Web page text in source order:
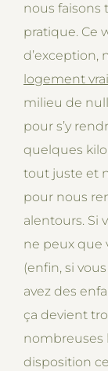
nous faisons
pratique. Ce
d’exception,
logement
milieu de
pour s’y
quelques
tout juste et
pour nous
alentours. Si
ne peux que
(enfin, si
avez des
ça devient
nombreuses
disposition